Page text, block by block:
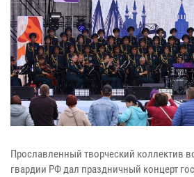
Прославленный творческий коллектив
гвардии РФ дал праздничный концерт